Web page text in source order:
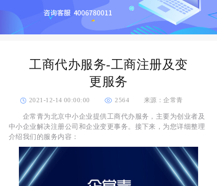
工商代办服务-工商注册及变
更服务
2021-12-14 00:00:00 2564 来源：企常青
企常青为北京中小企业提供工商代办服务，主要为创业者及
中小企业解决注册公司和企业变更事务。接下来，为您详细整理
介绍我们的服务内容：